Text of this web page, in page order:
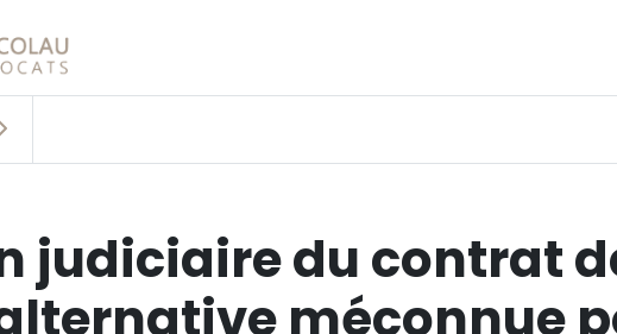
judiciaire du contrat
méconnue